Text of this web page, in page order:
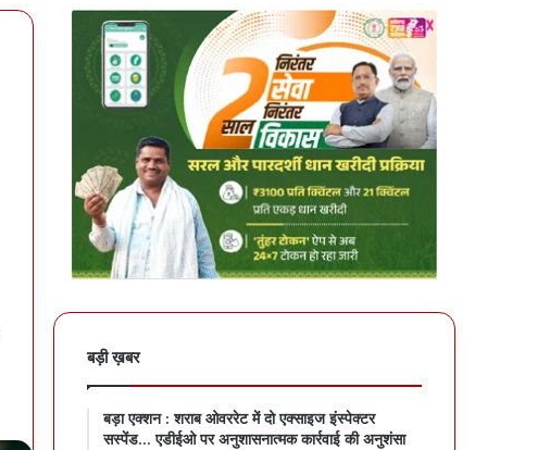
बड़ी ख़बर
बड़ा एक्शन : शराब ओवररेट में दो एक्साइज इंस्पेक्टर
सस्पेंड… एडीईओ पर अनुशासनात्मक कार्रवाई की अनुशंसा